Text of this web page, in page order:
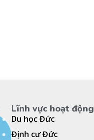
Lĩnh vực hoạt động
Du học Đức
Định cư Đức